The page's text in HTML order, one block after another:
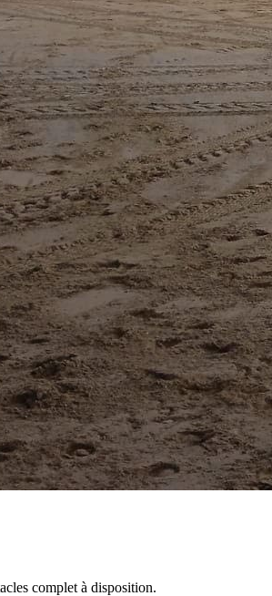
complet à disposition.